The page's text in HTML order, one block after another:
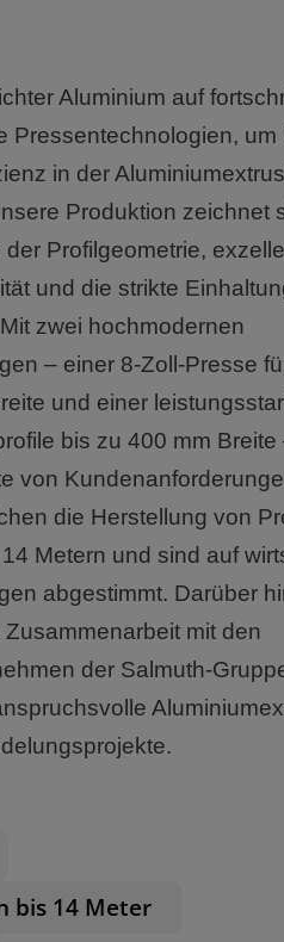
Aluminium auf
Pressentechnologien, um
in der
Produktion zeichnet
Profilgeometrie,
und die strikte
zwei hochmodernen
– einer 8-Zoll-Presse
und einer
bis zu 400 mm Breite
von
die Herstellung von
Metern und sind auf
abgestimmt. Darüber
mit den
der Salmuth-
bis 14 Meter